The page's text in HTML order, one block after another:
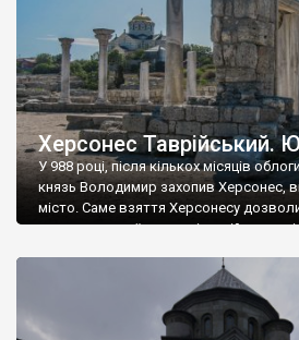
Херсонес Таврійський.
У 988 році, після кількох місяців
князь Володимир захопив Херсонес,
місто. Саме взяття Херсонесу
диктувати свої умови візантійському
Херсонесі Володимир-язичник, став
А потім було Хрещення Русі. На честь